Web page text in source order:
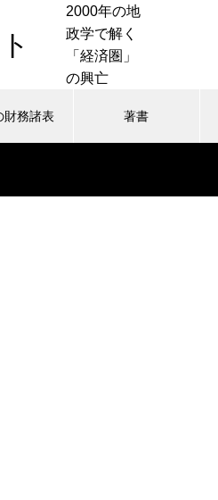
2000年の地
政学で解く
「経済圏」
の興亡
財務諸表 著書